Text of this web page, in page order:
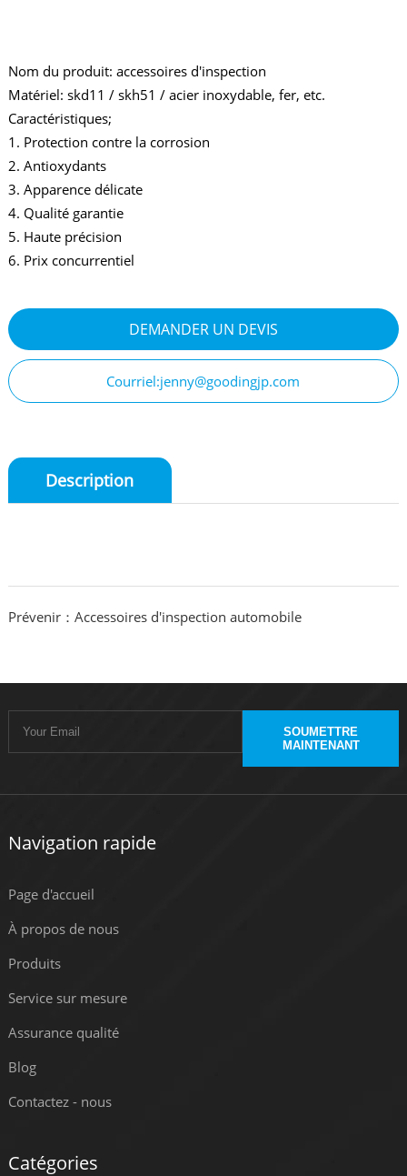
Nom du produit: accessoires d'inspection
Matériel: skd11 / skh51 / acier inoxydable, fer, etc.
Caractéristiques;
1. Protection contre la corrosion
2. Antioxydants
3. Apparence délicate
4. Qualité garantie
5. Haute précision
6. Prix concurrentiel
DEMANDER UN DEVIS
Courriel:jenny@goodingjp.com
Description
Prévenir：Accessoires d'inspection automobile
SOUMETTRE
MAINTENANT
Navigation rapide
Page d'accueil
À propos de nous
Produits
Service sur mesure
Assurance qualité
Blog
Contactez - nous
Catégories